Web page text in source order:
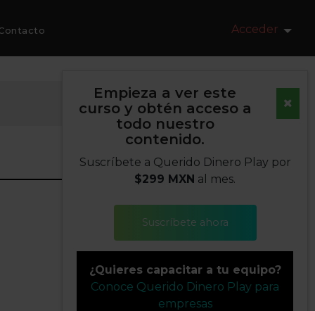
Acceder
Empieza a ver este
curso y obtén acceso a
todo nuestro
contenido.
Suscríbete a Querido Dinero Play por
$299 MXN al mes.
Suscríbete ahora
¿Quieres capacitar a tu equipo?
Conoce Querido Dinero Play para
empresas